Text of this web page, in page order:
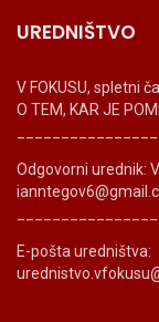
UREDNIŠTVO
V FOKUSU, spletni
O TEM, KAR JE
Odgovorni urednik:
E-pošta uredništva: